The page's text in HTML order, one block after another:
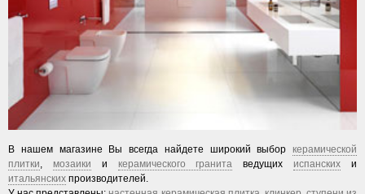
В нашем магазине Вы всегда найдете широкий выбор керамической
плитки, мозаики и керамического гранита ведущих испанских и
итальянских производителей.